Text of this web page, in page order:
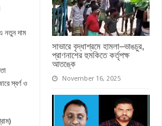
সাভারে বৃদ্ধাশ্রমে হামলা–ভাঙচুর,
প্রাণনাশের হুমকিতে কর্তৃপক্ষ
আতঙ্কে
November 16, 2025
নতুন দাম
স্বর্ণ ও